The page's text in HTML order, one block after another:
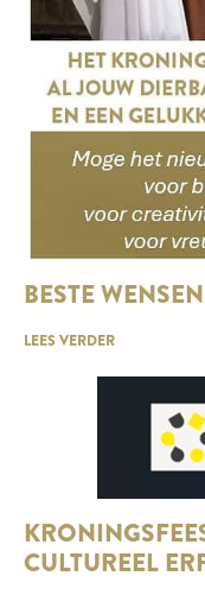
BESTE WENSEN
LEES VERDER
CULTUREEL